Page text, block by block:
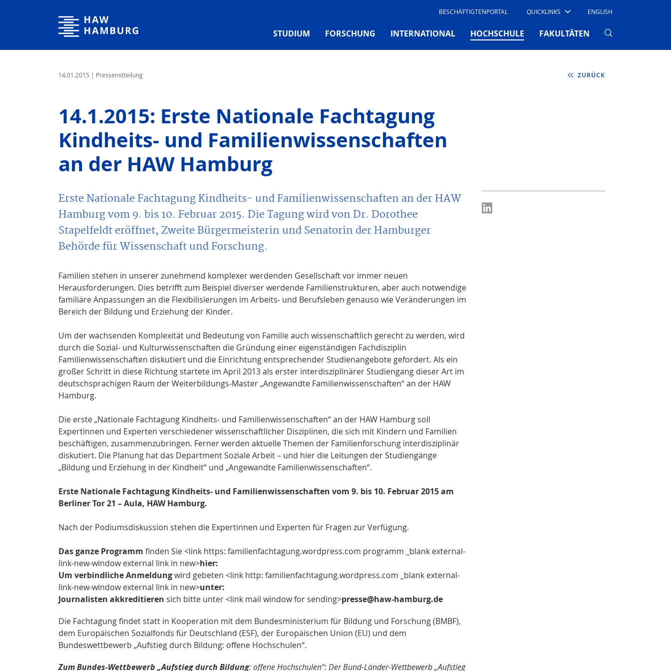
Hochschule für Angewandte Wissenschaften Hamburg BESCHÄFTIGTENPORTAL QUICKLINKS ENGLISH
STUDIUM FORSCHUNG INTERNATIONAL HOCHSCHULE (CURRENT)
FAKULTÄTEN
14.01.2015 | Pressemitteilung ZURÜCK
14.1.2015: Erste Nationale Fachtagung
Kindheits- und Familienwissenschaften
an der HAW Hamburg
Erste Nationale Fachtagung Kindheits- und Familienwissenschaften an der HAW
Hamburg vom 9. bis 10. Februar 2015. Die Tagung wird von Dr. Dorothee
Stapelfeldt eröffnet, Zweite Bürgermeisterin und Senatorin der Hamburger
Behörde für Wissenschaft und Forschung.
Familien stehen in unserer zunehmend komplexer werdenden Gesellschaft vor immer neuen
Herausforderungen. Dies betrifft zum Beispiel diverser werdende Familienstrukturen, aber auch notwendige
familiäre Anpassungen an die Flexibilisierungen im Arbeits- und Berufsleben genauso wie Veränderungen im
Bereich der Bildung und Erziehung der Kinder.
Um der wachsenden Komplexität und Bedeutung von Familie auch wissenschaftlich gerecht zu werden, wird
durch die Sozial- und Kulturwissenschaften die Gründung einer eigenständigen Fachdisziplin
Familienwissenschaften diskutiert und die Einrichtung entsprechender Studienangebote gefordert. Als ein
großer Schritt in diese Richtung startete im April 2013 als erster interdisziplinärer Studiengang dieser Art im
deutschsprachigen Raum der Weiterbildungs-Master „Angewandte Familienwissenschaften“ an der HAW
Hamburg.
Die erste „Nationale Fachtagung Kindheits- und Familienwissenschaften“ an der HAW Hamburg soll
Expertinnen und Experten verschiedener wissenschaftlicher Disziplinen, die sich mit Kindern und Familien
beschäftigen, zusammenzubringen. Ferner werden aktuelle Themen der Familienforschung interdisziplinär
diskutiert. Die Planung hat das Department Soziale Arbeit – und hier die Leitungen der Studiengänge
„Bildung und Erziehung in der Kindheit“ und „Angewandte Familienwissenschaften“.
Erste Nationale Fachtagung Kindheits- und Familienwissenschaften vom 9. bis 10. Februar 2015 am
Berliner Tor 21 – Aula, HAW Hamburg.
Nach der Podiumsdiskussion stehen die Expertinnen und Experten für Fragen zur Verfügung.
Das ganze Programm finden Sie <link https: familienfachtagung.wordpress.com programm _blank external-
link-new-window external link in new>hier:
Um verbindliche Anmeldungwird gebeten <link http: familienfachtagung.wordpress.com _blank external-
link-new-window external link in new>unter:
Journalisten akkreditieren sich bitte unter <link mail window for sending>presse@haw-hamburg.de
Die Fachtagung findet statt in Kooperation mit dem Bundesministerium für Bildung und Forschung (BMBF),
dem Europäischen Sozialfonds für Deutschland (ESF), der Europäischen Union (EU) und dem
Bundeswettbewerb „Aufstieg durch Bildung: offene Hochschulen“.
Zum Bundes-Wettbewerb „Aufstieg durch Bildung: offene Hochschulen“: Der Bund-Länder-Wettbewerb „Aufstieg